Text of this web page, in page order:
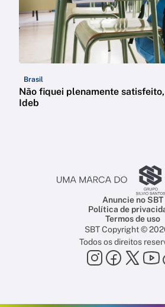
Brasil
Não fiquei plenamente
Ideb
Anuncie no SBT
Política de
Termos de uso
SBT Copyright ©
Todos os direitos